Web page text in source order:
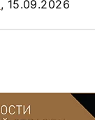
, 15.09.2026